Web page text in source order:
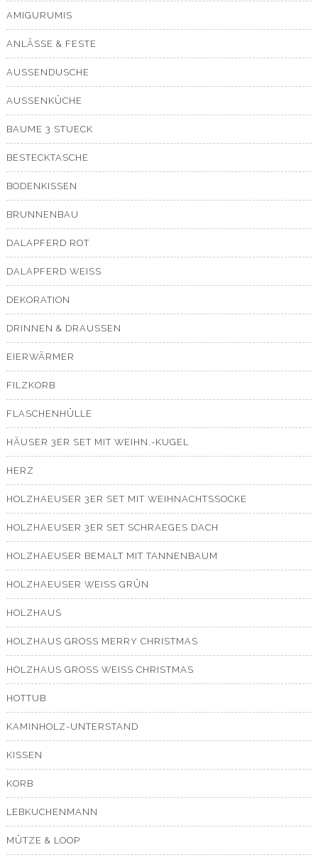
AMIGURUMIS
ANLÄSSE & FESTE
AUSSENDUSCHE
AUSSENKÜCHE
BAUME 3 STUECK
BESTECKTASCHE
BODENKISSEN
BRUNNENBAU
DALAPFERD ROT
DALAPFERD WEISS
DEKORATION
DRINNEN & DRAUSSEN
EIERWÄRMER
FILZKORB
FLASCHENHÜLLE
HÄUSER 3ER SET MIT WEIHN.-KUGEL
HERZ
HOLZHAEUSER 3ER SET MIT WEIHNACHTSSOCKE
HOLZHAEUSER 3ER SET SCHRAEGES DACH
HOLZHAEUSER BEMALT MIT TANNENBAUM
HOLZHAEUSER WEISS GRÜN
HOLZHAUS
HOLZHAUS GROSS MERRY CHRISTMAS
HOLZHAUS GROSS WEISS CHRISTMAS
HOTTUB
KAMINHOLZ-UNTERSTAND
KISSEN
KORB
LEBKUCHENMANN
MÜTZE & LOOP